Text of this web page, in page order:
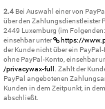
2.4 Bei Auswahl einer von
über den Zahlungsdienstleister
2449 Luxemburg (im
einsehbar unter
https://
der Kunde nicht über ein
ohne PayPal-Konto, einsehbar
/privacywax-full. Zahlt der
PayPal angebotenen
Kunden in dem Zeitpunkt, in
abschließt.